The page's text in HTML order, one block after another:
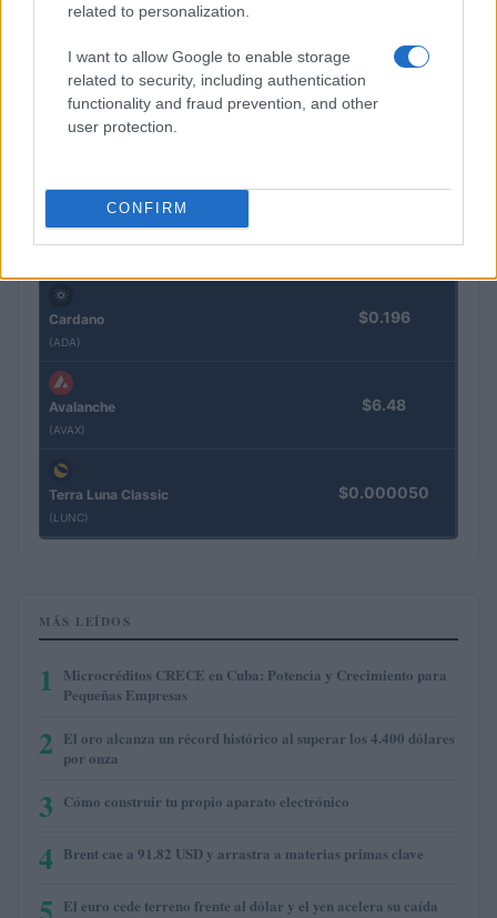
related to personalization.
I want to allow Google to enable storage
related to security, including authentication
functionality and fraud prevention, and other
user protection.
CONFIRM
(BNB)
$603.65
Solana
Cardano
(ADA)
$0.196
Avalanche
(AVAX)
$6.48
Terra Luna Classic
(LUNC)
$0.000050
MÁS LEÍDOS
1
Microcréditos CRECE en Cuba: Potencia y Crecimiento para
Pequeñas Empresas
2 El oro alcanza un récord histórico al superar los 4.400 dólares
por onza
3 Cómo construir tu propio aparato electrónico
4 Brent cae a 91.82 USD y arrastra a materias primas clave
El euro cede terreno frente al dólar y el yen acelera su caída